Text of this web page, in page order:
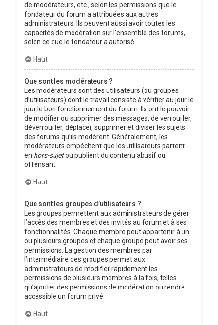
de modérateurs, etc., selon les permissions que le
fondateur du forum a attribuées aux autres
administrateurs. Ils peuvent aussi avoir toutes les
capacités de modération sur l’ensemble des forums,
selon ce que le fondateur a autorisé.
Haut
Que sont les modérateurs ?
Les modérateurs sont des utilisateurs (ou groupes
d’utilisateurs) dont le travail consiste à vérifier au jour le
jour le bon fonctionnement du forum. Ils ont le pouvoir
de modifier ou supprimer des messages, de verrouiller,
déverrouiller, déplacer, supprimer et diviser les sujets
des forums qu’ils modèrent. Généralement, les
modérateurs empêchent que les utilisateurs partent
en hors-sujetou publient du contenu abusif ou
offensant.
Haut
Que sont les groupes d’utilisateurs ?
Les groupes permettent aux administrateurs de gérer
l’accès des membres et des invités au forum et à ses
fonctionnalités. Chaque membre peut appartenir à un
ou plusieurs groupes et chaque groupe peut avoir ses
permissions. La gestion des membres par
l’intermédiaire des groupes permet aux
administrateurs de modifier rapidement les
permissions de plusieurs membres à la fois, telles
qu’ajouter des permissions de modération ou rendre
accessible un forum privé.
Haut